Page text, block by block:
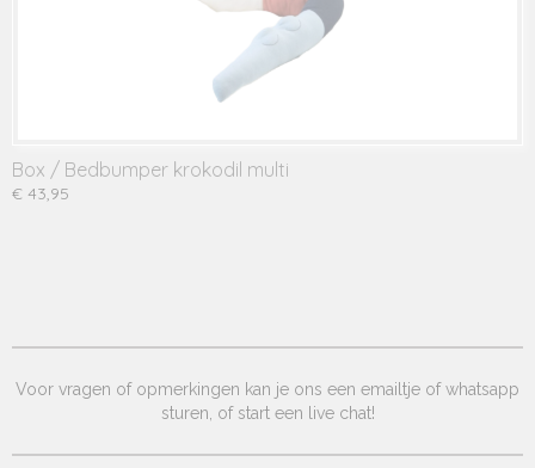
Box / Bedbumper krokodil multi
€ 43,95
Voor vragen of opmerkingen kan je ons een emailtje of whatsapp
sturen, of start een live chat!